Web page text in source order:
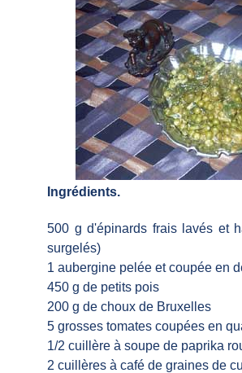
Ingrédients.
500 g d'épinards frais lavés et
surgelés)
1 aubergine pelée et coupée en
450 g de petits pois
200 g de choux de Bruxelles
5 grosses tomates coupées en
1/2 cuillère à soupe de paprika
2 cuillères à café de graines de